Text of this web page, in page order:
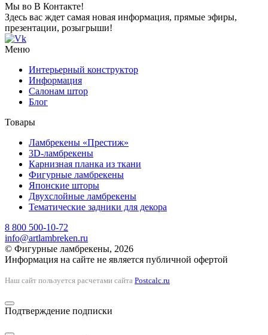
Мы во В Контакте!
Здесь вас ждет самая новая информация, прямые эфиры,
презентации, розыгрыши!
Меню
Интерьерный конструктор
Информация
Салонам штор
Блог
Товары
Ламбрекены «Престиж»
3D-ламбрекены
Карнизная планка из ткани
Фигурные ламбрекены
Японские шторы
Двухслойные ламбрекены
Тематические задники для декора
8 800 500-10-72
info@artlambreken.ru
© Фигурные ламбрекены, 2026
Информация на сайте не является публичной офертой
Наш сайт пользуется расчетами сайта Postcalc.ru
Подтверждение подписки